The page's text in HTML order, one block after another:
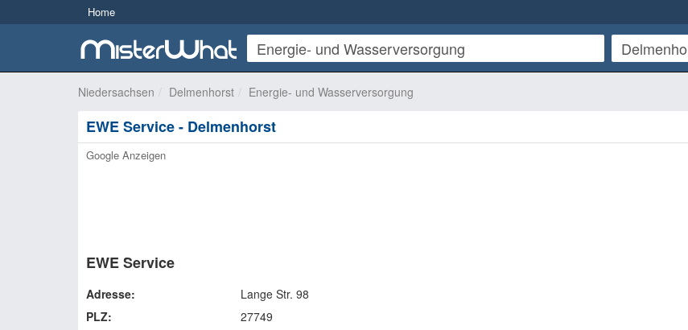
Home
Niedersachsen Delmenhorst Energie- und Wasserversorgung
EWE Service - Delmenhorst
Google Anzeigen
EWE Service
Adresse:
Lange Str. 98
PLZ:
27749